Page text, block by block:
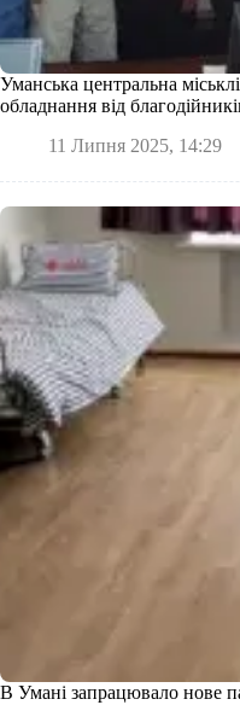
Уманська центральна
обладнання від
11 Липня 2025, 14:29
В Умані запрацювало нове